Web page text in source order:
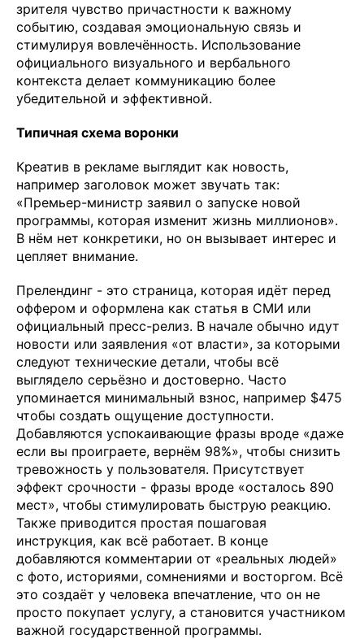
зрителя чувство причастности к важному
событию, создавая эмоциональную связь и
стимулируя вовлечённость. Использование
официального визуального и вербального
контекста делает коммуникацию более
убедительной и эффективной.
Типичная схема воронки
Креатив в рекламе выглядит как новость,
например заголовок может звучать так:
«Премьер-министр заявил о запуске новой
программы, которая изменит жизнь миллионов».
В нём нет конкретики, но он вызывает интерес и
цепляет внимание.
Прелендинг - это страница, которая идёт перед
оффером и оформлена как статья в СМИ или
официальный пресс-релиз. В начале обычно идут
новости или заявления «от власти», за которыми
следуют технические детали, чтобы всё
выглядело серьёзно и достоверно. Часто
упоминается минимальный взнос, например $475
чтобы создать ощущение доступности.
Добавляются успокаивающие фразы вроде «даже
если вы проиграете, вернём 98%», чтобы снизить
тревожность у пользователя. Присутствует
эффект срочности - фразы вроде «осталось 890
мест», чтобы стимулировать быструю реакцию.
Также приводится простая пошаговая
инструкция, как всё работает. В конце
добавляются комментарии от «реальных людей»
с фото, историями, сомнениями и восторгом. Всё
это создаёт у человека впечатление, что он не
просто покупает услугу, а становится участником
важной государственной программы.